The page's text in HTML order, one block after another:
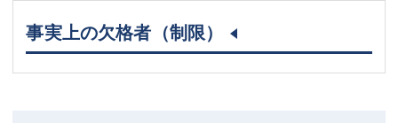
事実上の欠格者（制限）